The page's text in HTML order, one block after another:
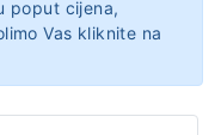
poput cijena,
Vas kliknite na